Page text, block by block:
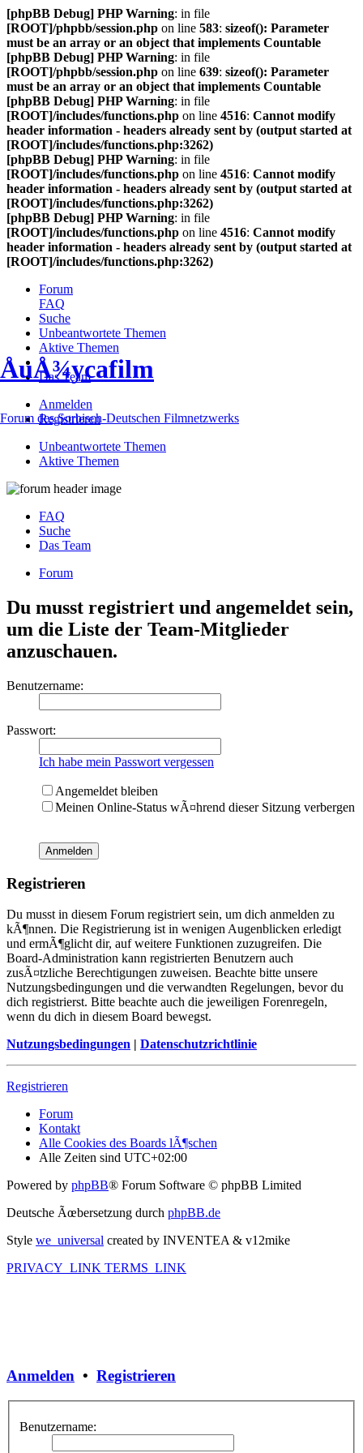
[phpBB Debug] PHP Warning: in file
[ROOT]/phpbb/session.php on line 583: sizeof(): Parameter
must be an array or an object that implements Countable
[phpBB Debug] PHP Warning: in file
[ROOT]/phpbb/session.php on line 639: sizeof(): Parameter
must be an array or an object that implements Countable
[phpBB Debug] PHP Warning: in file
[ROOT]/includes/functions.php on line 4516: Cannot modify
header information - headers already sent by (output started at
[ROOT]/includes/functions.php:3262)
[phpBB Debug] PHP Warning: in file
[ROOT]/includes/functions.php on line 4516: Cannot modify
header information - headers already sent by (output started at
[ROOT]/includes/functions.php:3262)
[phpBB Debug] PHP Warning: in file
[ROOT]/includes/functions.php on line 4516: Cannot modify
header information - headers already sent by (output started at
[ROOT]/includes/functions.php:3262)
Forum
FAQ
Suche
Unbeantwortete Themen
Aktive Themen
Das Team
Anmelden
Registrieren
Unbeantwortete Themen
Aktive Themen
ÅuÅ¾ycafilm
Forum des Sorbisch-Deutschen Filmnetzwerks
FAQ
Suche
Das Team
Forum
Du musst registriert und angemeldet sein,
um die Liste der Team-Mitglieder
anzuschauen.
Benutzername:
Passwort:
Ich habe mein Passwort vergessen
Angemeldet bleiben
Meinen Online-Status wÃ¤hrend dieser Sitzung verbergen
Registrieren
Du musst in diesem Forum registriert sein, um dich anmelden zu
kÃ¶nnen. Die Registrierung ist in wenigen Augenblicken erledigt
und ermÃ¶glicht dir, auf weitere Funktionen zuzugreifen. Die
Board-Administration kann registrierten Benutzern auch
zusÃ¤tzliche Berechtigungen zuweisen. Beachte bitte unsere
Nutzungsbedingungen und die verwandten Regelungen, bevor du
dich registrierst. Bitte beachte auch die jeweiligen Forenregeln,
wenn du dich in diesem Board bewegst.
Nutzungsbedingungen | Datenschutzrichtlinie
Registrieren
Forum
Kontakt
Alle Cookies des Boards lÃ¶schen
Alle Zeiten sind UTC+02:00
Powered by phpBB® Forum Software © phpBB Limited
Deutsche Ãœbersetzung durch phpBB.de
Style we_universal created by INVENTEA & v12mike
PRIVACY_LINK TERMS_LINK
Anmelden • Registrieren
Benutzername: